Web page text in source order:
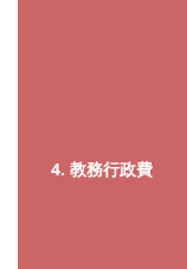
4. 教務行政費